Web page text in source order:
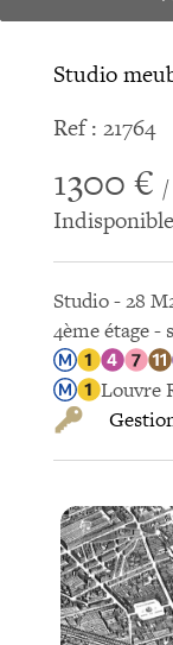
Studio
Ref : 21764
1300 €
Indisponible
Studio - 28
4ème étage -
Louvre